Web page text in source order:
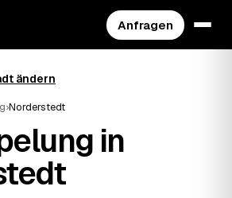
Anfragen
ändern
›Norderstedt
in